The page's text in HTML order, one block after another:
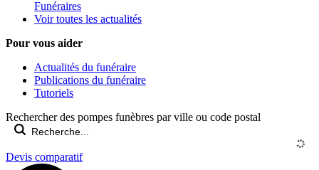
Funéraires
Voir toutes les actualités
Pour vous aider
Actualités du funéraire
Publications du funéraire
Tutoriels
Rechercher des pompes funèbres par ville ou code postal
Devis comparatif